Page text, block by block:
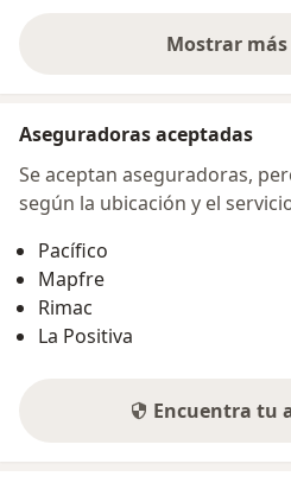
Mostrar
Aseguradoras aceptadas
Se aceptan aseguradoras,
según la ubicación y el
Pacífico
Mapfre
Rimac
La Positiva
Encuentra tu